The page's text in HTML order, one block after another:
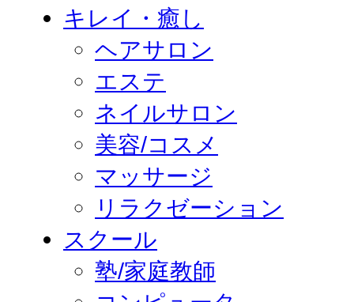
キレイ・癒し
ヘアサロン
エステ
ネイルサロン
美容/コスメ
マッサージ
リラクゼーション
スクール
塾/家庭教師